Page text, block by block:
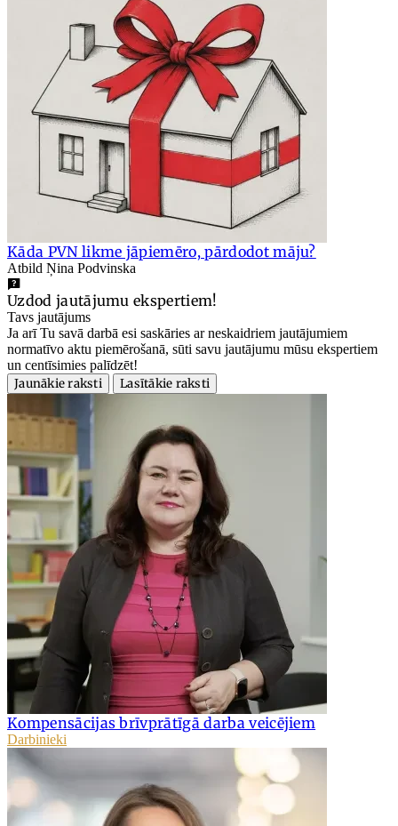
Kāda PVN likme jāpiemēro, pārdodot māju?
Atbild Ņina Podvinska
Uzdod jautājumu ekspertiem!
Tavs jautājums
Ja arī Tu savā darbā esi saskāries ar neskaidriem jautājumiem
normatīvo aktu piemērošanā, sūti savu jautājumu mūsu ekspertiem
un centīsimies palīdzēt!
Jaunākie raksti
Lasītākie raksti
Kompensācijas brīvprātīgā darba veicējiem
Darbinieki